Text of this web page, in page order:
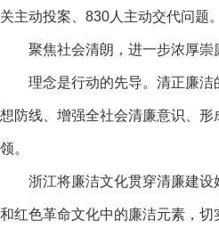
关主动投案、830人主动交代问题。
聚焦社会清朗，进一步浓厚
理念是行动的先导。清正廉洁
想防线、增强全社会清廉意识、形
领。
浙江将廉洁文化贯穿清廉建设
和红色革命文化中的廉洁元素，